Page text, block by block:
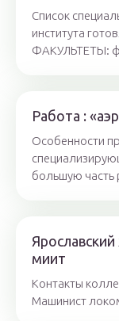
Список
института
ФАКУЛЬТЕТЫ:
Работа :
Особенности
большую часть
миит
Контакты
Машинист